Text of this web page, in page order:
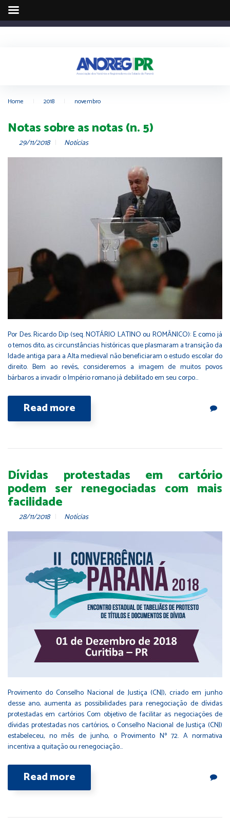
Home 2018 novembro
Notas sobre as notas (n. 5)
29/11/2018 Notícias
Por Des. Ricardo Dip (seq. NOTÁRIO LATINO ou ROMÂNICO): E como já
o temos dito, as circunstâncias históricas que plasmaram a transição da
Idade antiga para a Alta medieval não beneficiaram o estudo escolar do
direito. Bem ao revés, consideremos a imagem de muitos povos
bárbaros a invadir o Império romano já debilitado em seu corpo…
Read more
Dívidas protestadas em cartório
podem ser renegociadas com mais
facilidade
28/11/2018 Notícias
Provimento do Conselho Nacional de Justiça (CNJ), criado em junho
desse ano, aumenta as possibilidades para renegociação de dívidas
protestadas em cartórios Com objetivo de facilitar as negociações de
dívidas protestadas nos cartórios, o Conselho Nacional de Justiça (CNJ)
estabeleceu, no mês de junho, o Provimento Nº 72. A normativa
incentiva a quitação ou renegociação…
Read more